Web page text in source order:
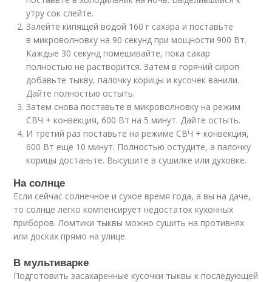
утру сок слейте.
Залейте кипящей водой 160 г сахара и поставьте
в микроволновку на 90 секунд при мощности 900 Вт.
Каждые 30 секунд помешивайте, пока сахар
полностью не растворится. Затем в горячий сироп
добавьте тыкву, палочку корицы и кусочек ванили.
Дайте полностью остыть.
Затем снова поставьте в микроволновку на режим
СВЧ + конвекция, 600 Вт на 5 минут. Дайте остыть.
И третий раз поставьте на режиме СВЧ + конвекция,
600 Вт еще 10 минут. Полностью остудите, а палочку
корицы достаньте. Высушите в сушилке или духовке.
На солнце
Если сейчас солнечное и сухое время года, а вы на даче,
то солнце легко компенсирует недостаток кухонных
приборов. Ломтики тыквы можно сушить на противнях
или досках прямо на улице.
В мультиварке
Подготовить засахаренные кусочки тыквы к последующей